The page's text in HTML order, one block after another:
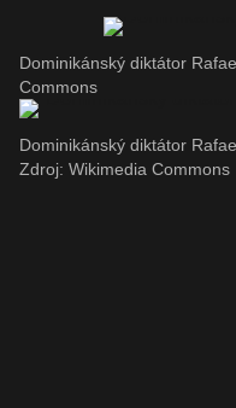
Dominikánský diktátor
Commons
Dominikánský diktátor
Zdroj: Wikimedia Commons